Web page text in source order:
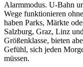
Alarmmodus. U-Bahn
Wege funktionieren
haben Parks, Märkte
Salzburg, Graz, Linz
Größenklasse, bieten
Gefühl, sich jeden
müssen.